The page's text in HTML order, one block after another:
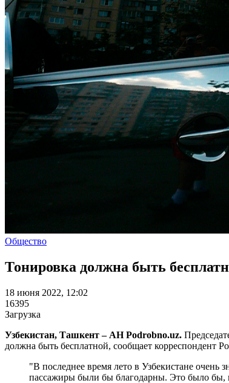
Общество
Тонировка должна быть
18 июня 2022, 12:02
16395
Загрузка
Узбекистан, Ташкент – АН Podrobno.uz.
должна быть бесплатной, сообщает корреспондент
"В последнее время лето в Узбекистане очень
пассажиры были бы благодарны. Это было бы,